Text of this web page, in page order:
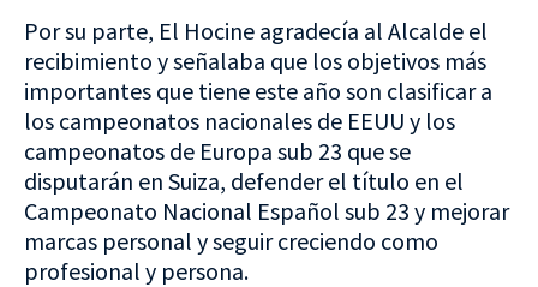
Por su parte, El Hocine agradecía al Alcalde el
recibimiento y señalaba que los objetivos más
importantes que tiene este año son clasificar a
los campeonatos nacionales de EEUU y los
campeonatos de Europa sub 23 que se
disputarán en Suiza, defender el título en el
Campeonato Nacional Español sub 23 y mejorar
marcas personal y seguir creciendo como
profesional y persona.